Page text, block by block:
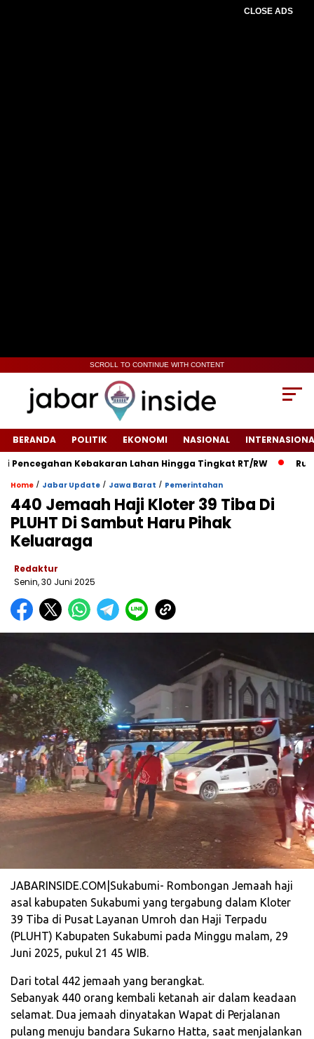
CLOSE ADS
SCROLL TO CONTINUE WITH CONTENT
BERANDA POLITIK EKONOMI NASIONAL
Kebakaran Lahan Hingga Tingkat RT/RW‎
‎Rumah
Home / Jabar Update / Jawa Barat / Pemerintahan
440 Jemaah Haji Kloter 39 Tiba Di
PLUHT Di Sambut Haru Pihak
Keluaraga
Redaktur
Senin, 30 Juni 2025
JABARINSIDE.COM|Sukabumi- Rombongan Jemaah haji
asal kabupaten Sukabumi yang tergabung dalam Kloter
39 Tiba di Pusat Layanan Umroh dan Haji Terpadu
(PLUHT) Kabupaten Sukabumi pada Minggu malam, 29
Juni 2025, pukul 21 45 WIB.
Dari total 442 jemaah yang berangkat.
Sebanyak 440 orang kembali ketanah air dalam keadaan
selamat. Dua jemaah dinyatakan Wapat di Perjalanan
pulang menuju bandara Sukarno Hatta, saat menjalankan